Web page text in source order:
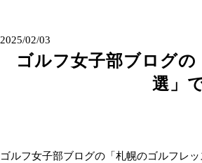
2025/02/03
ゴルフ女子部ブログ
選」
ゴルフ女子部ブログの「札幌のゴルフレ